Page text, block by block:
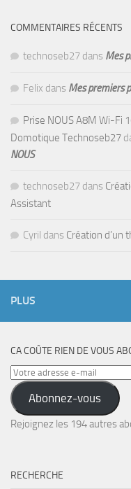
COMMENTAIRES RÉCENTS
technoseb27 dans Mes
Felix dans Mes premiers
Prise NOUS A8M Wi-Fi
Domotique Technoseb27
NOUS
technoseb27 dans
Assistant
Cyril dans Création
PLUS
CA COÛTE RIEN DE VOUS
Votre
adresse
e-
mail
Abonnez-vous
Rejoignez les 194 autres
RECHERCHE